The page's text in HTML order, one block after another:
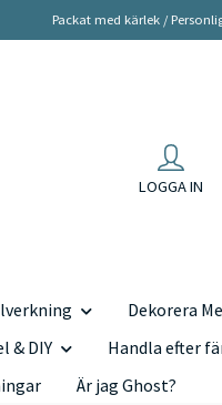
Packat med kärlek /
LOGGA IN
Dekorera
& DIY Handla efter
Är jag Ghost?